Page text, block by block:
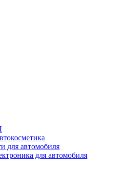
для автомобиля
для автомобиля